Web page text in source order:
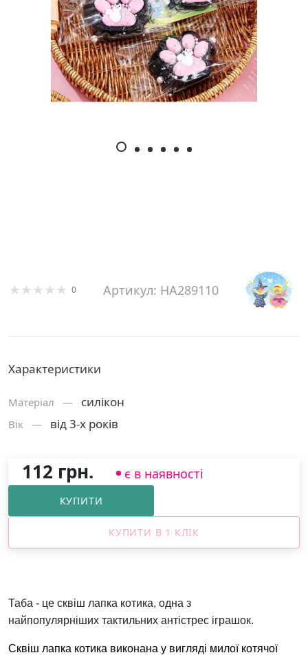
0 Артикул: HA289110
Характеристики
Матерiал — силікон
Вік — від 3-х років
112 грн. є в наявності
КУПИТИ
КУПИТИ В 1 КЛІК
Таба - це сквіш лапка котика, одна з
найпопулярніших тактильних антістрес іграшок.
Сквіш лапка котика виконана у вигляді милої котячої